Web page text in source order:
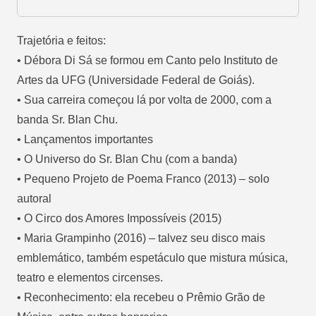
Trajetória e feitos:
• Débora Di Sá se formou em Canto pelo Instituto de
Artes da UFG (Universidade Federal de Goiás).
• Sua carreira começou lá por volta de 2000, com a
banda Sr. Blan Chu.
• Lançamentos importantes
• O Universo do Sr. Blan Chu (com a banda)
• Pequeno Projeto de Poema Franco (2013) – solo
autoral
• O Circo dos Amores Impossíveis (2015)
• Maria Grampinho (2016) – talvez seu disco mais
emblemático, também espetáculo que mistura música,
teatro e elementos circenses.
• Reconhecimento: ela recebeu o Prêmio Grão de